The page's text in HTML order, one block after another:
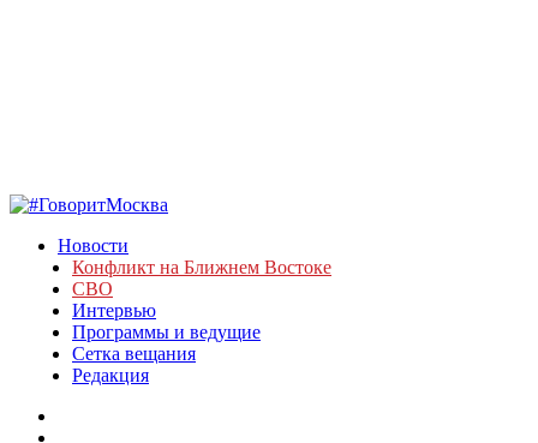
Новости
Конфликт на Ближнем Востоке
СВО
Интервью
Программы и ведущие
Сетка вещания
Редакция